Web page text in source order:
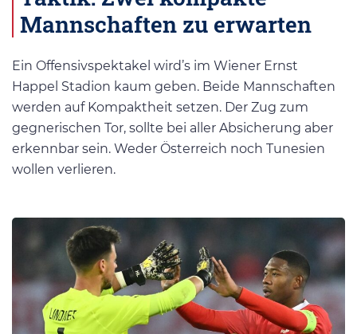
Mannschaften zu erwarten
Ein Offensivspektakel wird’s im Wiener Ernst
Happel Stadion kaum geben. Beide Mannschaften
werden auf Kompaktheit setzen. Der Zug zum
gegnerischen Tor, sollte bei aller Absicherung aber
erkennbar sein. Weder Österreich noch Tunesien
wollen verlieren.